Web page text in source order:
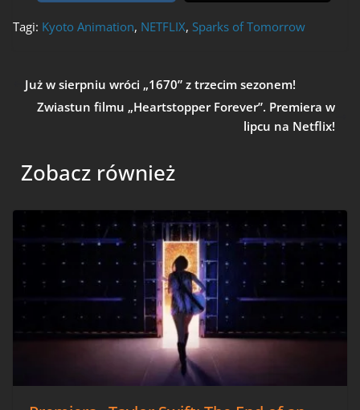
Tagi: Kyoto Animation, NETFLIX, Sparks of Tomorrow
Już w sierpniu wróci „1670” z trzecim sezonem!
Zwiastun filmu „Heartstopper Forever”. Premiera w
lipcu na Netflix!
Zobacz również